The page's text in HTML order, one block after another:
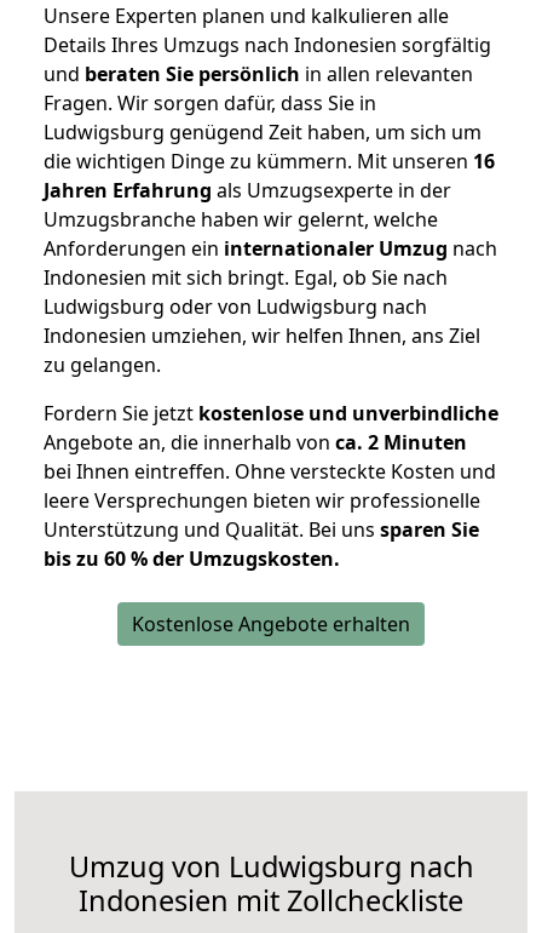
Unsere Experten planen und kalkulieren alle
Details Ihres Umzugs nach Indonesien sorgfältig
und beraten Sie persönlich in allen relevanten
Fragen. Wir sorgen dafür, dass Sie in
Ludwigsburg genügend Zeit haben, um sich um
die wichtigen Dinge zu kümmern. Mit unseren 16
Jahren Erfahrung als Umzugsexperte in der
Umzugsbranche haben wir gelernt, welche
Anforderungen ein internationaler Umzug nach
Indonesien mit sich bringt. Egal, ob Sie nach
Ludwigsburg oder von Ludwigsburg nach
Indonesien umziehen, wir helfen Ihnen, ans Ziel
zu gelangen.
Fordern Sie jetzt kostenlose und unverbindliche
Angebote an, die innerhalb von ca. 2 Minuten
bei Ihnen eintreffen. Ohne versteckte Kosten und
leere Versprechungen bieten wir professionelle
Unterstützung und Qualität. Bei uns sparen Sie
bis zu 60 % der Umzugskosten.
Kostenlose Angebote erhalten
Umzug von Ludwigsburg nach
Indonesien mit Zollcheckliste